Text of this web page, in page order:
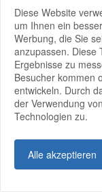
mehr anzeigen
Im Rahmen des
Holsteiner Zucht-
15.08.2026
ihre
Sie findetum 12 Uhr
Thiedemann-Halle
die Vorhaben für die
Herzlich willkommen
verbunden fühlen.
Diese Website
um Ihnen ein
Werbung, die Sie
anzupassen. Diese
Ergebnisse zu
Besucher kommen
entwickeln. Durch
der Verwendung
Technologien zu.
Alle akzeptieren